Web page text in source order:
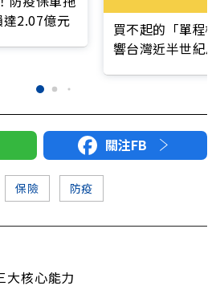
2.07億元
買不起的「單程
響台灣近半世紀
關注FB
保險 防疫
大核心能力